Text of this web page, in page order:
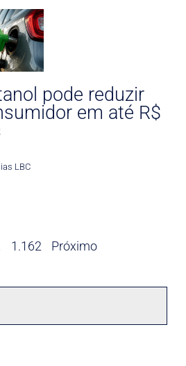
pode reduzir
em até R$
LBC
1.162 Próximo